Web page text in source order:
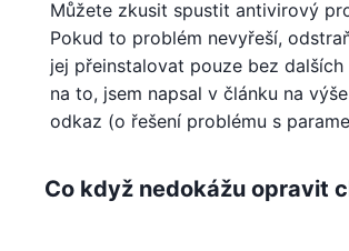
Můžete zkusit spustit antivirový
Pokud to problém nevyřeší,
jej přeinstalovat pouze bez dalších
na to, jsem napsal v článku na
odkaz (o řešení problému s
Co když nedokážu opravit